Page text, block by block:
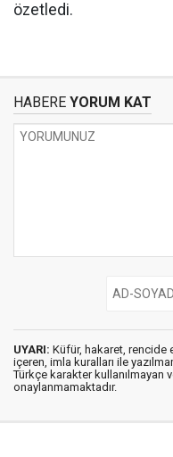
özetledi.
HABERE YORUM KAT
UYARI: Küfür, hakaret, rencide
içeren, imla kuralları ile
Türkçe karakter kullanılmayan
onaylanmamaktadır.